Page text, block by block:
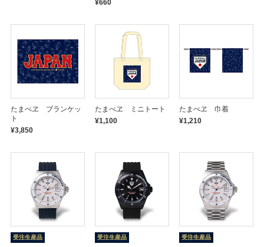
¥660
たまべヱ ブランケッ
ト
¥3,850
たまべヱ ミニトート
¥1,100
たまべヱ 巾着
¥1,210
受注生産品 受注生産品 受注生産品